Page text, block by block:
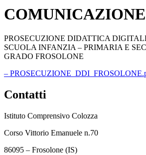
COMUNICAZIONE
PROSECUZIONE DIDATTICA
SCUOLA INFANZIA – PRIMARIA E
GRADO FROSOLONE
–
Contatti
Istituto Comprensivo Colozza
Corso Vittorio Emanuele n.70
86095 – Frosolone (IS)